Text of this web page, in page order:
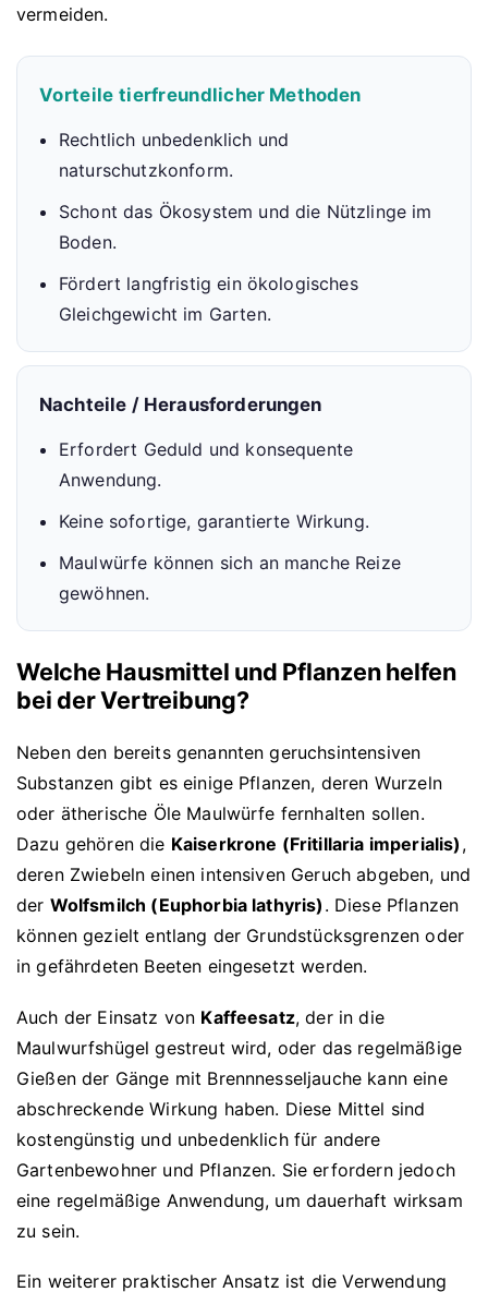
vermeiden.
Vorteile tierfreundlicher Methoden
Rechtlich unbedenklich und
naturschutzkonform.
Schont das Ökosystem und die Nützlinge im
Boden.
Fördert langfristig ein ökologisches
Gleichgewicht im Garten.
Nachteile / Herausforderungen
Erfordert Geduld und konsequente
Anwendung.
Keine sofortige, garantierte Wirkung.
Maulwürfe können sich an manche Reize
gewöhnen.
Welche Hausmittel und Pflanzen helfen
bei der Vertreibung?
Neben den bereits genannten geruchsintensiven
Substanzen gibt es einige Pflanzen, deren Wurzeln
oder ätherische Öle Maulwürfe fernhalten sollen.
Dazu gehören die Kaiserkrone (Fritillaria imperialis) ,
deren Zwiebeln einen intensiven Geruch abgeben, und
der Wolfsmilch (Euphorbia lathyris) . Diese Pflanzen
können gezielt entlang der Grundstücksgrenzen oder
in gefährdeten Beeten eingesetzt werden.
Auch der Einsatz von Kaffeesatz, der in die
Maulwurfshügel gestreut wird, oder das regelmäßige
Gießen der Gänge mit Brennnesseljauche kann eine
abschreckende Wirkung haben. Diese Mittel sind
kostengünstig und unbedenklich für andere
Gartenbewohner und Pflanzen. Sie erfordern jedoch
eine regelmäßige Anwendung, um dauerhaft wirksam
zu sein.
Ein weiterer praktischer Ansatz ist die Verwendung